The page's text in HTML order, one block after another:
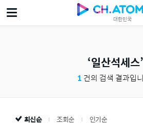
대한민국
일산석세스
1 건의 검색 결과입
최신순 조회순 인기순